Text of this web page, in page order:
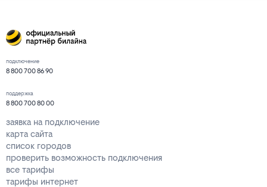
подключение
8 800 700 86 90
поддержка
8 800 700 80 00
заявка на подключение
карта сайта
список городов
проверить возможность подключения
все тарифы
тарифы интернет